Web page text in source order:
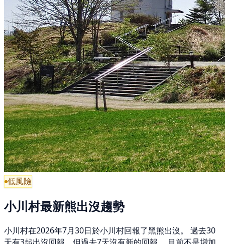
低風險
小川村最新熊出沒趨勢
小川村在2026年7月30日於小川村回報了黑熊出沒。 過去30